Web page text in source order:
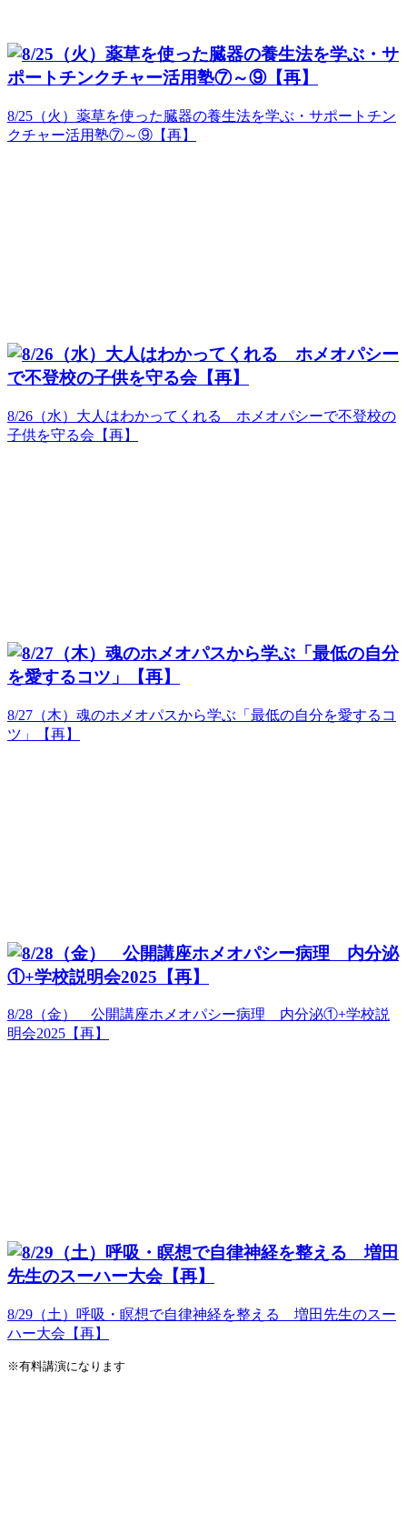
8/25（火）薬草を使った臓器の養生法を学ぶ・サポートチン
クチャー活用塾⑦～⑨【再】
8/26（水）大人はわかってくれる ホメオパシーで不登校の
子供を守る会【再】
8/27（木）魂のホメオパスから学ぶ「最低の自分を愛するコ
ツ」【再】
8/28（金） 公開講座ホメオパシー病理 内分泌①+学校説
明会2025【再】
8/29（土）呼吸・瞑想で自律神経を整える 増田先生のスー
ハー大会【再】
※有料講演になります